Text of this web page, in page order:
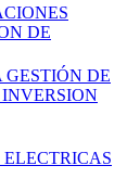
DE
DE